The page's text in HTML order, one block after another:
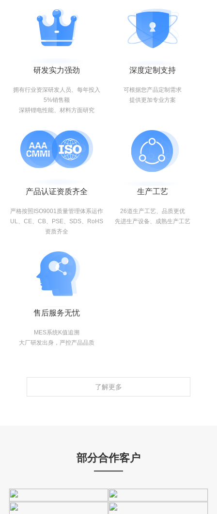
研发实力强劲
拥有行业资深研发人员、每年投入
5%销售额
深耕锂电性能、材料方面研究
深度定制支持
可根据您产品定制需求
提供更加专业方案
产品认证资质齐全
严格按照ISO9001质量管理体系运作
UL、CE、CB、PSE、SDS、RoHS
资质齐全
生产工艺
26道生产工艺、品质更优
先进生产设备、成熟生产工艺
售后服务无忧
MES系统K值追溯
大厂研发出身，严控产品品质
了解更多
部分合作客户